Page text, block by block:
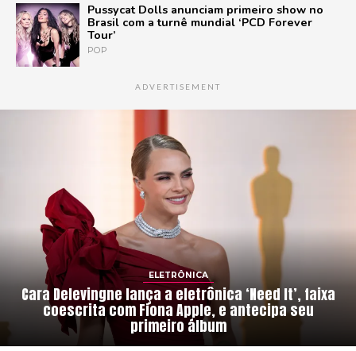
Pussycat Dolls anunciam primeiro show no
Brasil com a turnê mundial ‘PCD Forever
Tour’
POP
ADVERTISEMENT
ELETRÔNICA
Cara Delevingne lança a eletrônica ‘Need It’, faixa
coescrita com Fiona Apple, e antecipa seu
primeiro álbum